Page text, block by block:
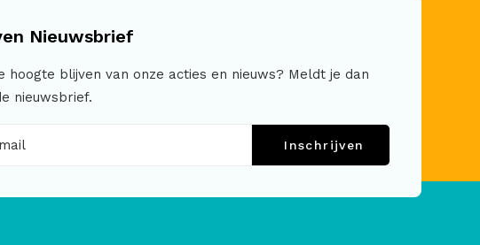
Nieuwsbrief
hoogte blijven van onze acties en nieuws? Meldt je dan
nieuwsbrief.
Inschrijven